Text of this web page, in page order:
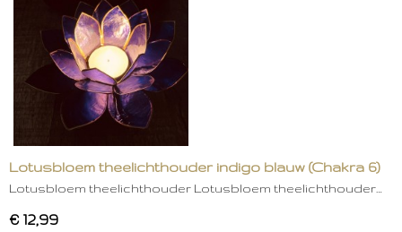
Lotusbloem theelichthouder indigo blauw (Chakra 6)
Lotusbloem theelichthouder Lotusbloem theelichthouder…
€ 12,99